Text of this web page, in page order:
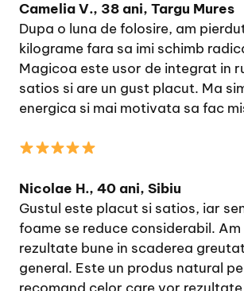
Camelia V., 38 ani, Targu Mures
Dupa o luna de folosire, am
kilograme fara sa imi schimb
Magicoa este usor de integrat in
satios si are un gust placut. Ma
energica si mai motivata sa fac
Nicolae H., 40 ani, Sibiu
Gustul este placut si satios, iar
foame se reduce considerabil.
rezultate bune in scaderea
general. Este un produs natural